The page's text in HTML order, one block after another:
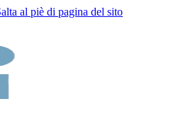
al piè di pagina del sito